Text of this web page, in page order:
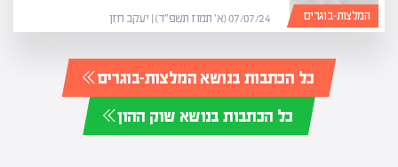
המלצות-בוגרים 07/07/24 (א׳ תמוז תשפ״ד) | יעקב חזן
כל הכתבות בנושא המלצות-בוגרים
כל הכתבות בנושא שוק ההון